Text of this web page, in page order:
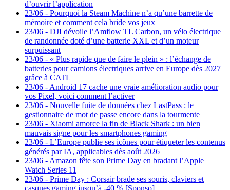
d’ouvrir l’application
23/06 - Pourquoi la Steam Machine n’a qu’une barrette de
mémoire et comment cela bride vos jeux
23/06 - DJI dévoile l’Amflow TL Carbon, un vélo électrique
de randonnée doté d’une batterie XXL et d’un moteur
surpuissant
23/06 - « Plus rapide que de faire le plein » : l’échange de
batteries pour camions électriques arrive en Europe dès 2027
grâce à CATL
23/06 - Android 17 cache une vraie amélioration audio pour
vos Pixel, voici comment l’activer
23/06 - Nouvelle fuite de données chez LastPass : le
gestionnaire de mot de passe encore dans la tourmente
23/06 - Xiaomi amorce la fin de Black Shark : un bien
mauvais signe pour les smartphones gaming
23/06 - L’Europe publie ses icônes pour étiqueter les contenus
générés par IA, applicables dès août 2026
23/06 - Amazon fête son Prime Day en bradant l’Apple
Watch Series 11
23/06 - Prime Day : Corsair brade ses souris, claviers et
casques gaming jusqu’à -40 % [Sponso]